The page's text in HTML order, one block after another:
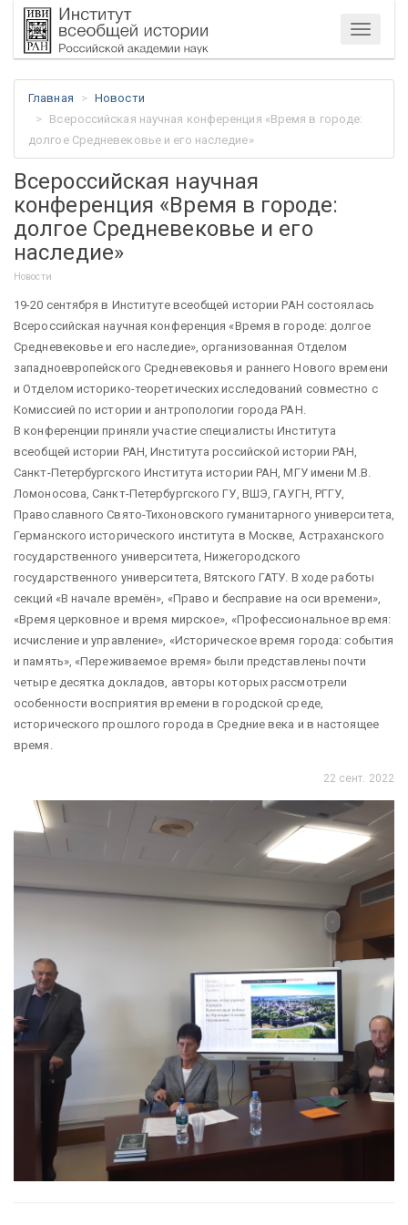
Меню
Главная
Новости
Всероссийская научная конференция «Время в городе:
долгое Средневековье и его наследие»
Всероссийская научная
конференция «Время в городе:
долгое Средневековье и его
наследие»
Новости
19-20 сентября в Институте всеобщей истории РАН состоялась
Всероссийская научная конференция «Время в городе: долгое
Средневековье и его наследие», организованная Отделом
западноевропейского Средневековья и раннего Нового времени
и Отделом историко-теоретических исследований совместно с
Комиссией по истории и антропологии города РАН.
В конференции приняли участие специалисты Института
всеобщей истории РАН, Института российской истории РАН,
Санкт-Петербургского Института истории РАН, МГУ имени М.В.
Ломоносова, Санкт-Петербургского ГУ, ВШЭ, ГАУГН, РГГУ,
Православного Свято-Тихоновского гуманитарного университета,
Германского исторического института в Москве, Астраханского
государственного университета, Нижегородского
государственного университета, Вятского ГАТУ. В ходе работы
секций «В начале времён», «Право и бесправие на оси времени»,
«Время церковное и время мирское», «Профессиональное время:
исчисление и управление», «Историческое время города: события
и память», «Переживаемое время» были представлены почти
четыре десятка докладов, авторы которых рассмотрели
особенности восприятия времени в городской среде,
исторического прошлого города в Средние века и в настоящее
время.
22 сент. 2022